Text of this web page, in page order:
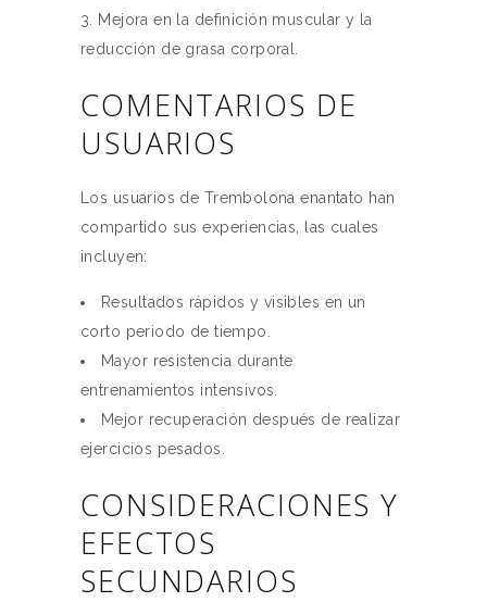
Mejora en la definición muscular y la
reducción de grasa corporal.
COMENTARIOS DE
USUARIOS
Los usuarios de Trembolona enantato han
compartido sus experiencias, las cuales
incluyen:
Resultados rápidos y visibles en un
corto periodo de tiempo.
Mayor resistencia durante
entrenamientos intensivos.
Mejor recuperación después de realizar
ejercicios pesados.
CONSIDERACIONES Y
EFECTOS
SECUNDARIOS